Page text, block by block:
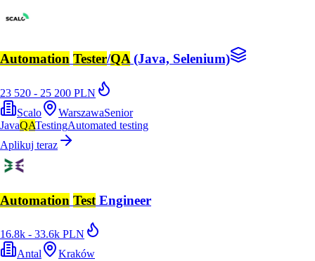
Automation Tester/QA(Java, Selenium)
23 520 - 25 200 PLN
Scalo
WarszawaSenior
JavaQATestingAutomated testing
Aplikuj teraz
Automation Test Engineer
16.8k - 33.6k PLN
Antal
Kraków